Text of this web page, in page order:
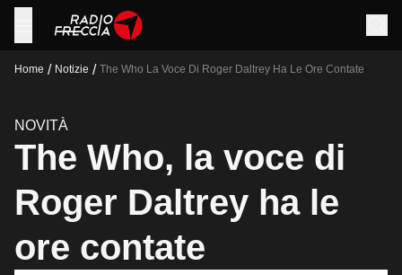
Home / Notizie / The Who La Voce Di Roger Daltrey Ha Le Ore Contate
NOVITÀ
The Who, la voce di
Roger Daltrey ha le
ore contate